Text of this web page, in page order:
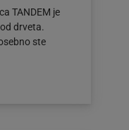
TANDEM je
drveta.
ste